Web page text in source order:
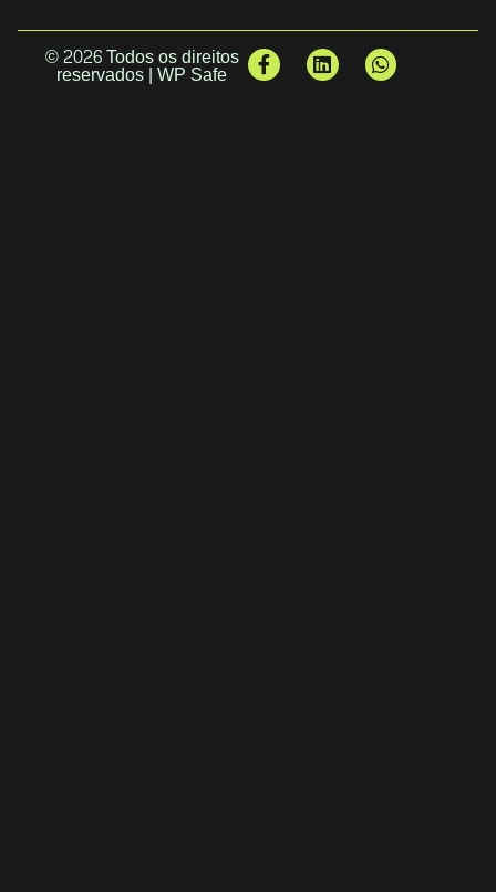
© 2026 Todos os direitos
reservados | WP Safe